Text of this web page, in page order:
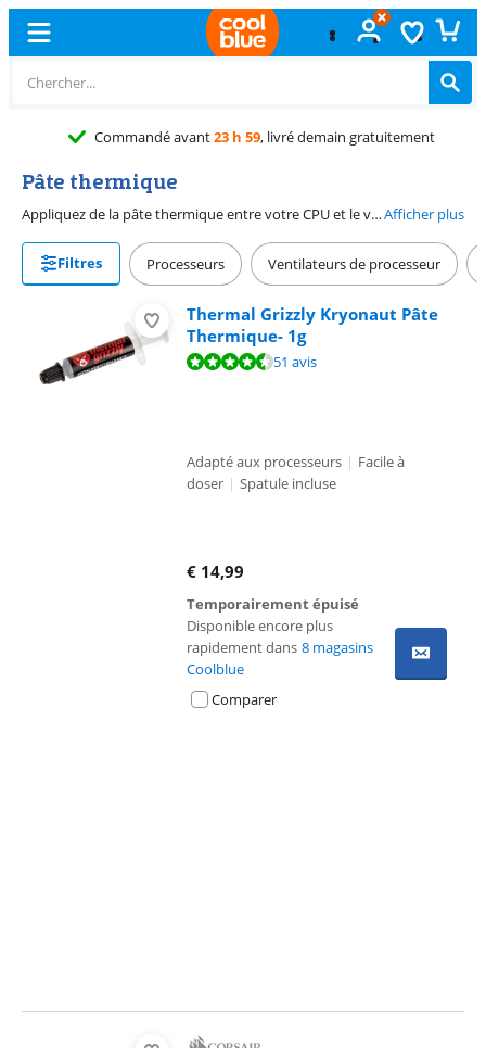
, livré demain gratuitement
Pâte thermique
Appliquez de la pâte thermique entre votre CPU et le ventilateur de processeur pour une meilleure répartition de la chaleur. Le ventilateur de votre processeur fera mieux son travail et évitera ainsi que votre CPU soit surchauffé. Si vous placez un autre ventilateur, enlevez la pâte thermique et remettez-en une nouvelle couche. Avec le nettoyeur de pâte thermique, rien de plus simple.Afficher plus
Filtres Processeurs Ventilateurs de processeur
Thermal Grizzly Kryonaut Pâte
Thermique- 1g
La note est de 8,8 sur 10, basée sur 51 avis.51 avis
Adapté aux processeurs | Facile à
doser | Spatule incluse
€ 14,99
Temporairement épuisé
Disponible encore plus
rapidement dans 8 magasins
Coolblue
Comparer